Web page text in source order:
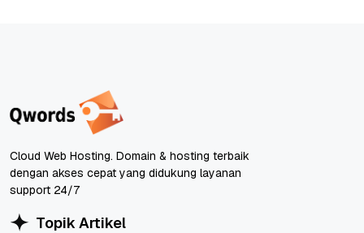
Cloud Web Hosting. Domain & hosting terbaik
dengan akses cepat yang didukung layanan
support 24/7
Topik Artikel